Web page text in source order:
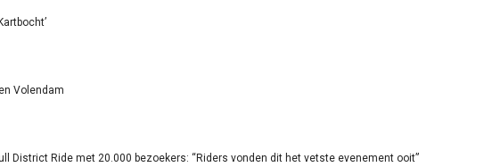
Volendam
District Ride met 20.000 bezoekers: “Riders vonden dit het vetste evenement ooit”